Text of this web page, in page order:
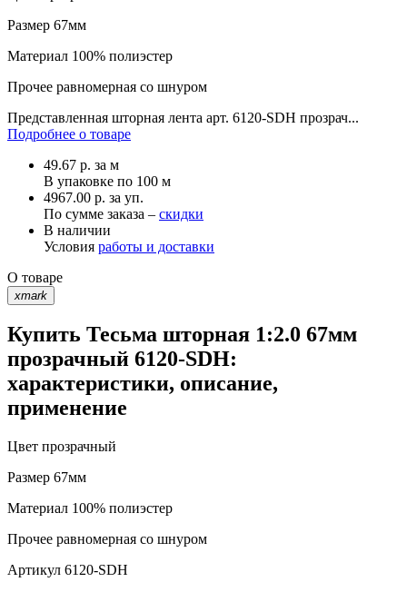
Размер 67мм
Материал 100% полиэстер
Прочее равномерная со шнуром
Представленная шторная лента арт. 6120-SDH прозрач...
Подробнее о товаре
49.67 р. за м
В упаковке по 100 м
4967.00 р. за уп.
По сумме заказа – скидки
В наличии
Условия работы и доставки
О товаре
xmark
Купить Тесьма шторная 1:2.0 67мм
прозрачный 6120-SDH:
характеристики, описание,
применение
Цвет прозрачный
Размер 67мм
Материал 100% полиэстер
Прочее равномерная со шнуром
Артикул 6120-SDH